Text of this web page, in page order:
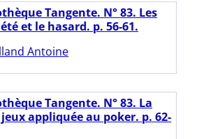
Tangente. N° 83. Les
et le hasard. p. 56-61.
Antoine
Tangente. N° 83. La
appliquée au poker. p. 62-